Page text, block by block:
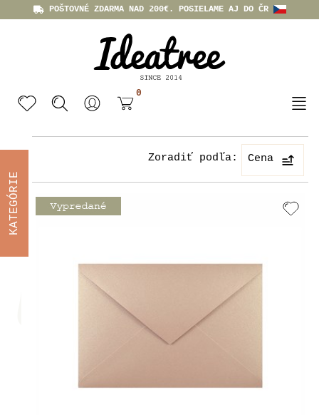
POŠTOVNÉ ZDARMA NAD 200€. POSIELAME AJ DO ČR
0
Zoradiť podľa: Cena
KATEGÓRIE